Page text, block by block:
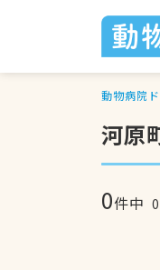
動物病院
河原
0件中